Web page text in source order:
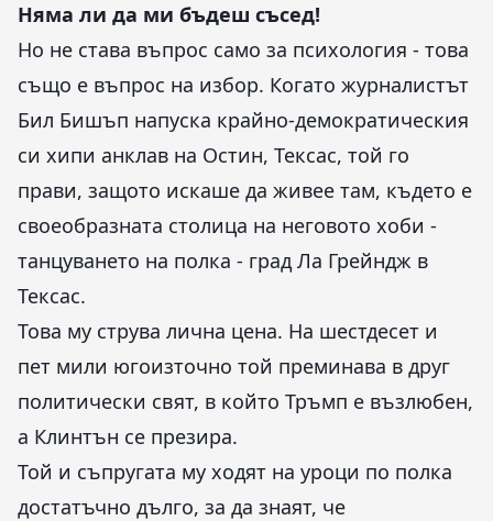
Няма ли да ми бъдеш съсед!
Но не става въпрос само за психология - това
също е въпрос на избор. Когато журналистът
Бил Бишъп напуска крайно-демократическия
си хипи анклав на Остин, Тексас, той го
прави, защото искаше да живее там, където е
своеобразната столица на неговото хоби -
танцуването на полка - град Ла Грейндж в
Тексас.
Това му струва лична цена. На шестдесет и
пет мили югоизточно той преминава в друг
политически свят, в който Тръмп е възлюбен,
а Клинтън се презира.
Той и съпругата му ходят на уроци по полка
достатъчно дълго, за да знаят, че